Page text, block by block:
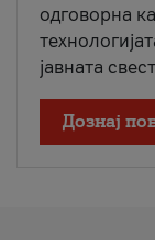
одговорна
јавната
Дознај